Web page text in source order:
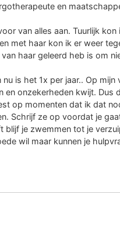
en
van alles aan. Tuurlijk
met haar kon ik er weer
haar geleerd heb is om
is het 1x per jaar.. Op
onzekerheden kwijt. Dus
op momenten dat ik dat
Schrijf ze op voordat je
blijf je zwemmen tot je
wil maar kunnen je